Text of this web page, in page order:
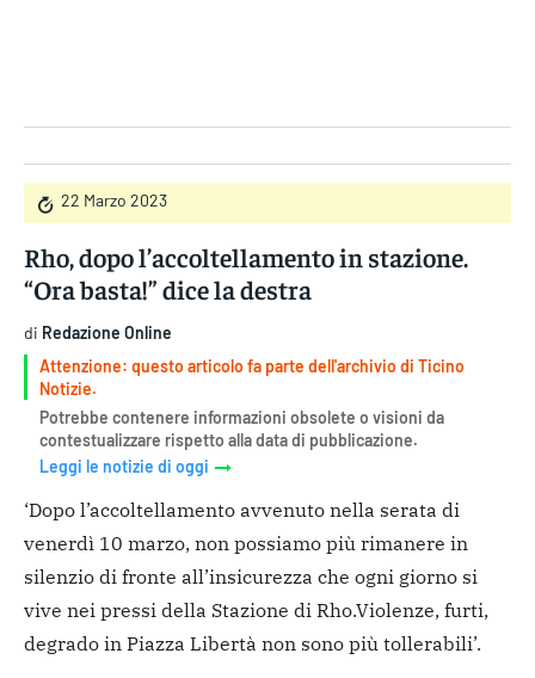
22 Marzo 2023
Rho, dopo l’accoltellamento in stazione.
“Ora basta!” dice la destra
di Redazione Online
Attenzione: questo articolo fa parte dell'archivio di Ticino
Notizie.
Potrebbe contenere informazioni obsolete o visioni da
contestualizzare rispetto alla data di pubblicazione.
Leggi le notizie di oggi
‘Dopo l’accoltellamento avvenuto nella serata di
venerdì 10 marzo, non possiamo più rimanere in
silenzio di fronte all’insicurezza che ogni giorno si
vive nei pressi della Stazione di Rho.Violenze, furti,
degrado in Piazza Libertà non sono più tollerabili’.